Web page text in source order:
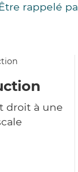
Être rappelé
droit à une